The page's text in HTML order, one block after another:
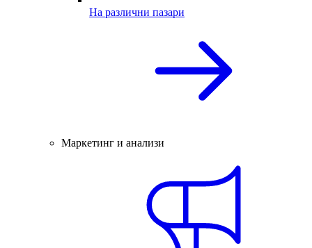
На различни пазари
Маркетинг и анализи